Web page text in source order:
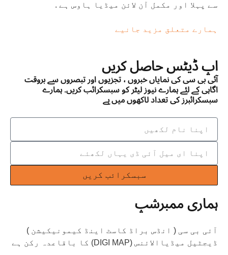
سے پہلا اور مکمل آن لائن میڈیا ہاوس ہے .
ہمارے متعلق مزید جانیے
اپ ڈیٹس حاصل کریں
آئی بی سی کی نمایاں خبروں ، تجزیوں اور تبصروں سے بروقت
اگاہی کے لئے ہمارے نیوز لیٹر کو سبسکرائب کریں. ہمارے
سبسکرائبرز کی تعداد لاکھوں میں ہے
سبسکرائب کریں
ہماری ممبرشپ
آئی بی سی ( انڈس براڈ کاسٹ اینڈ کیمونیکیشن )
ڈیجٹیل میڈیاالائنس (DIGI MAP) کا باقاعدہ رکن ہے